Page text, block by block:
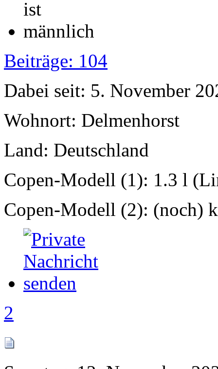
Beiträge: 104
Dabei seit: 5. November
Wohnort: Delmenhorst
Land: Deutschland
Copen-Modell (1): 1.3 l
Copen-Modell (2): (noch)
2